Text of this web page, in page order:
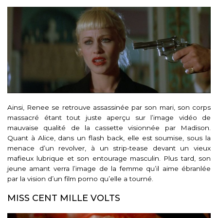
Ainsi, Renee se retrouve assassinée par son mari, son corps
massacré étant tout juste aperçu sur l’image vidéo de
mauvaise qualité de la cassette visionnée par Madison.
Quant à Alice, dans un flash back, elle est soumise, sous la
menace d’un revolver, à un strip-tease devant un vieux
mafieux lubrique et son entourage masculin. Plus tard, son
jeune amant verra l’image de la femme qu’il aime ébranlée
par la vision d’un film porno qu’elle a tourné.
MISS CENT MILLE VOLTS